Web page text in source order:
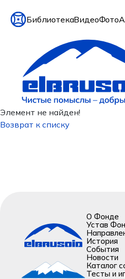
БиблиотекаВидеоФото
Элемент не найден!
Возврат к списку
О Фонде
Устав
История
События
Новости
Каталог
Тесты и